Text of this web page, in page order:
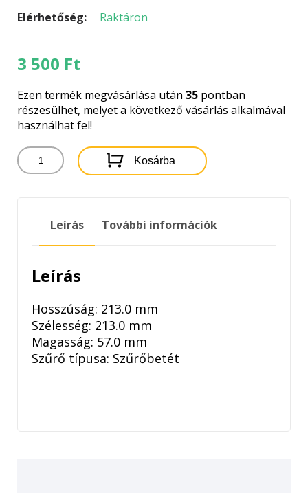
Elérhetőség:
Raktáron
3 500 Ft
Ezen termék megvásárlása után 35 pontban
részesülhet, melyet a következő vásárlás alkalmával
használhat fel!
AP006
FILTRON
Kosárba
Leírás További információk
Leírás
Hosszúság: 213.0 mm
Szélesség: 213.0 mm
Magasság: 57.0 mm
Szűrő típusa: Szűrőbetét